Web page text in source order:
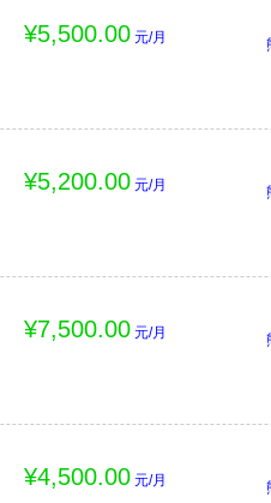
¥5,500.00 元/月
¥5,200.00 元/月
¥7,500.00 元/月
¥4,500.00 元/月